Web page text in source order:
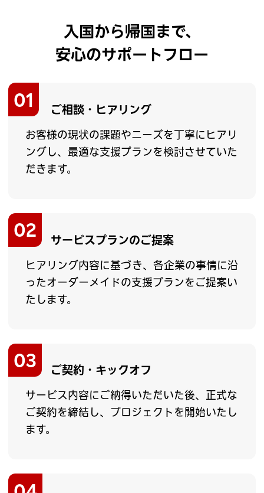
入国から帰国まで、
安心のサポートフロー
01
ご相談・ヒアリング
お客様の現状の課題やニーズを丁寧にヒアリ
ングし、最適な支援プランを検討させていた
だきます。
02
サービスプランのご提案
ヒアリング内容に基づき、各企業の事情に沿
ったオーダーメイドの支援プランをご提案い
たします。
03
ご契約・キックオフ
サービス内容にご納得いただいた後、正式な
ご契約を締結し、プロジェクトを開始いたし
ます。